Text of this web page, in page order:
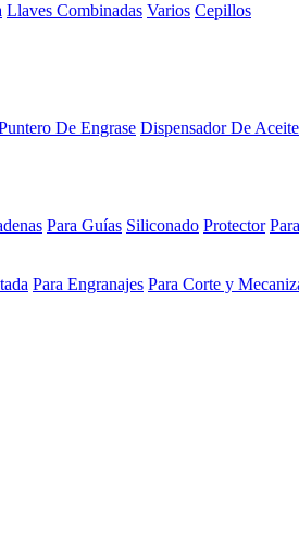
Llaves Combinadas Varios Cepillos
De Engrase Dispensador De Aceite
Para Guías Siliconado Protector
Para Engranajes Para Corte y